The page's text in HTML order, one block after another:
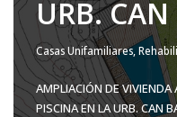
URB.
Casas Unifamiliares,
AMPLIACIÓN DE
PISCINA EN LA URB. CAN